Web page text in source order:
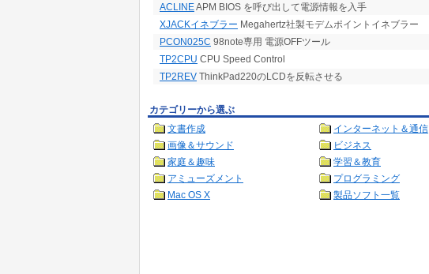
ACLINEAPM BIOS を呼び出して電源情報を入手
XJACKイネブラー Megahertz社製モデムポイントイネブラー
PCON025C 98note専用 電源OFFツール
TP2CPU CPU Speed Control
TP2REV ThinkPad220のLCDを反転させる
カテゴリーから選ぶ
文書作成
インターネット＆通信
画像＆サウンド
ビジネス
家庭＆趣味
学習＆教育
アミューズメント
プログラミング
Mac OS X
製品ソフト一覧